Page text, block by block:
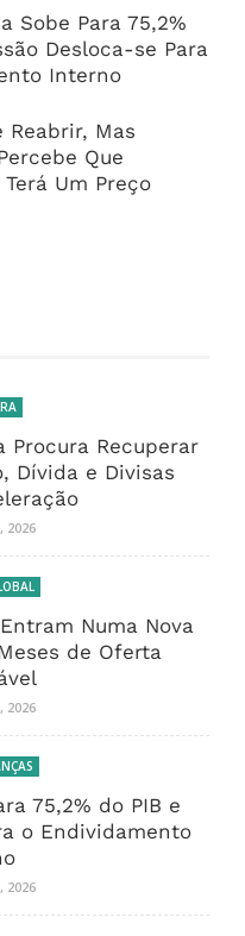
Sobe Para 75,2%
Desloca-se Para
Interno
Reabrir, Mas
Que
Um Preço
Procura Recuperar
Dívida e Divisas
2026
Numa Nova
de Oferta
2026
75,2% do PIB e
o Endividamento
2026